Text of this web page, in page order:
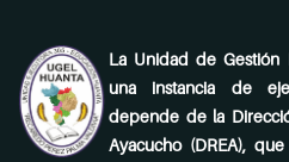
La Unidad de Gestión
una instancia de
depende de la
Ayacucho (DREA),